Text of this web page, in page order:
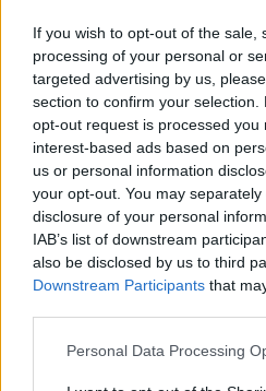
If you wish to opt-out of the sale,
processing of your personal or
targeted advertising by us,
section to confirm your
opt-out request is processed you
interest-based ads based on
us or personal information
your opt-out. You may
disclosure of your personal
IAB’s list of downstream
also be disclosed by us to third
Downstream Participants that
Personal Data Processing
και fashion ένταση, όχι
wovenBottega Veneta
μαύρα γυαλιά κράτησαν
και σύγχρονο, σπάζοντας
του πλισέ φορέματος. Το
από παλιό Hollywood και
σύγχρονο fashion editorial
αυτό αυτή η εμφάνιση
χαρακτηριστικές εικόνες